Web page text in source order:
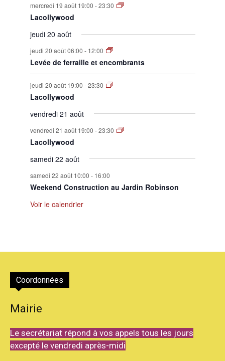
mercredi 19 août 19:00 -23:30
Lacollywood
jeudi 20 août
jeudi 20 août 06:00 - 12:00
Levée de ferraille et encombrants
jeudi 20 août 19:00 -23:30
Lacollywood
vendredi 21 août
vendredi 21 août 19:00 -23:30
Lacollywood
samedi 22 août
samedi 22 août 10:00 - 16:00
Weekend Construction au Jardin Robinson
Voir le calendrier
Coordonnées
Mairie
Le secrétariat répond à vos appels tous les jours
excepté le vendredi après-midi